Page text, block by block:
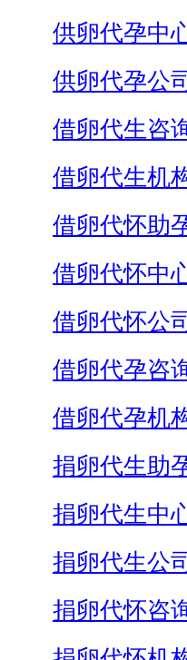
供卵代孕中
供卵代孕公
借卵代生咨
借卵代生机
借卵代怀助
借卵代怀中
借卵代怀公
借卵代孕咨
借卵代孕机
捐卵代生助
捐卵代生中
捐卵代生公
捐卵代怀咨